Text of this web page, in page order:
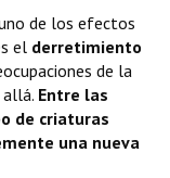
de los efectos
el derretimiento
de la
Entre las
de criaturas
una nueva